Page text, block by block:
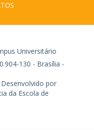
Universitário
130 - Brasília -
por
da Escola de